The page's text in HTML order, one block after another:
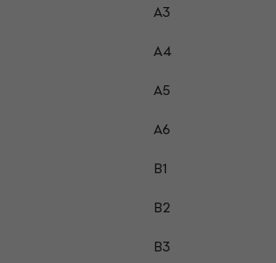
A3
A4
A5
A6
B1
B2
B3